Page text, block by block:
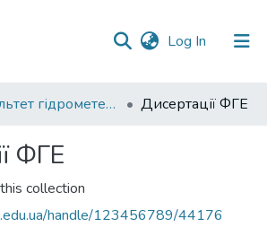
Log In (current)
05. Факультет гідрометеорології і екології Дисертації ФГЕ
ФГЕ
collection
handle/123456789/44176